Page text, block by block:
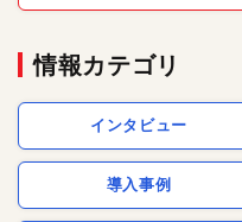
情報カテゴリ
インタビュー
導入事例